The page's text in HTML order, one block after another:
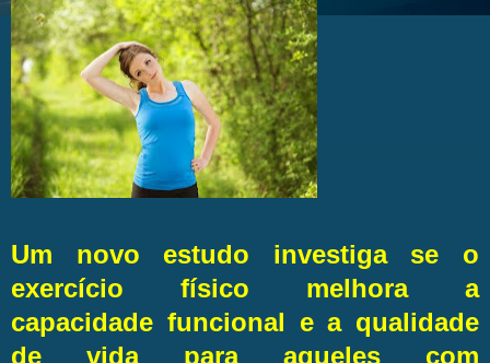
Um novo estudo investiga se o
exercício físico melhora a
capacidade funcional e a qualidade
de vida para aqueles com